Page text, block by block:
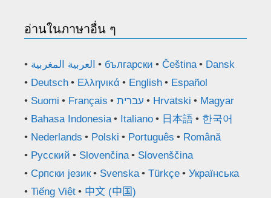
อ่านในภาษาอื่น ๆ
العربية المغربية български Čeština
Dansk
Deutsch
Ελληνικά English
Español
Suomi
Français עברית Hrvatski
Magyar
Bahasa Indonesia
Italiano 日本語
한국어
Nederlands
Polski Português
Română
Русский
Slovenčina
Slovenščina
Српски језик
Svenska Türkçe
Українська
Tiếng Việt
中文 (中国)